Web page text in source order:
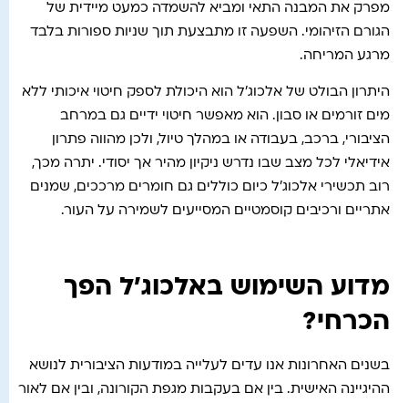
מפרק את המבנה התאי ומביא להשמדה כמעט מיידית של
הגורם הזיהומי. השפעה זו מתבצעת תוך שניות ספורות בלבד
מרגע המריחה.
היתרון הבולט של אלכוג'ל הוא היכולת לספק חיטוי איכותי ללא
מים זורמים או סבון. הוא מאפשר חיטוי ידיים גם במרחב
הציבורי, ברכב, בעבודה או במהלך טיול, ולכן מהווה פתרון
אידיאלי לכל מצב שבו נדרש ניקיון מהיר אך יסודי. יתרה מכך,
רוב תכשירי אלכוג'ל כיום כוללים גם חומרים מרככים, שמנים
אתריים ורכיבים קוסמטיים המסייעים לשמירה על העור.
מדוע השימוש באלכוג'ל הפך
הכרחי?
בשנים האחרונות אנו עדים לעלייה במודעות הציבורית לנושא
ההיגיינה האישית. בין אם בעקבות מגפת הקורונה, ובין אם לאור